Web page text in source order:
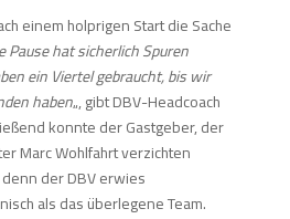
einem holprigen Start die Sache
Pause hat sicherlich Spuren
ein Viertel gebraucht, bis wir
haben„, gibt DBV-Headcoach
konnte der Gastgeber, der
Marc Wohlfahrt verzichten
der DBV erwies
als das überlegene Team.